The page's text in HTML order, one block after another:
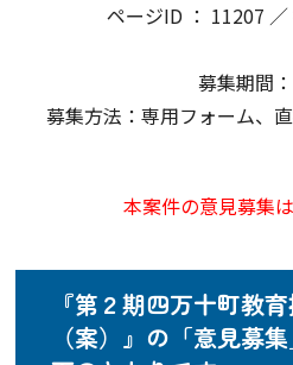
ページID ： 11207
募集期間
募集方法：専用フォーム、
本案件の意見募集
『第２期四万十町教
（案）』の「意見募